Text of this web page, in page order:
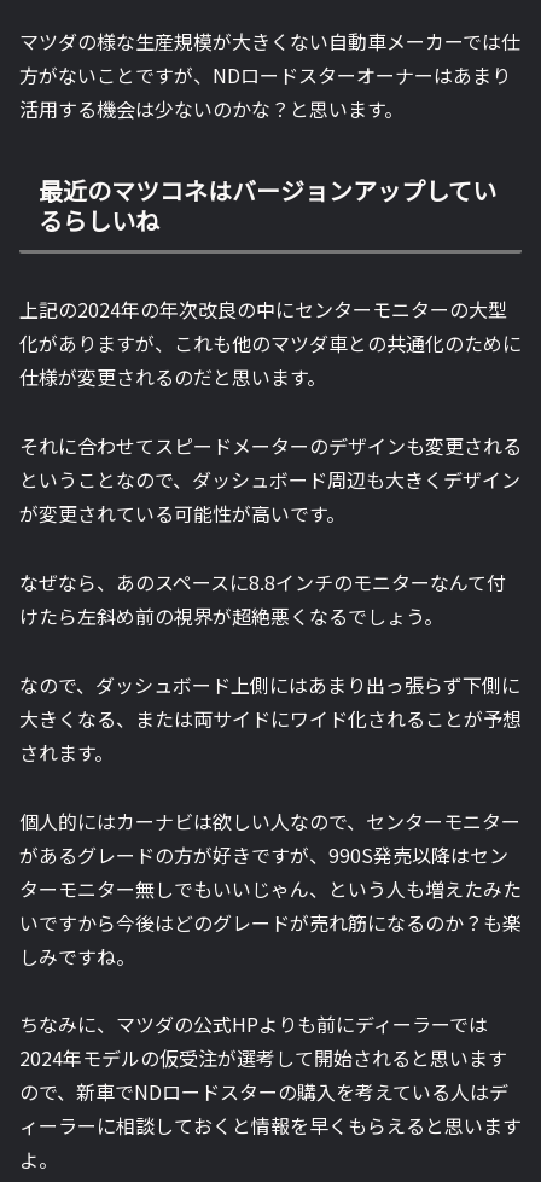
マツダの様な生産規模が大きくない自動車メーカーでは仕
方がないことですが、NDロードスターオーナーはあまり
活用する機会は少ないのかな？と思います。
最近のマツコネはバージョンアップしてい
るらしいね
上記の2024年の年次改良の中にセンターモニターの大型
化がありますが、これも他のマツダ車との共通化のために
仕様が変更されるのだと思います。
それに合わせてスピードメーターのデザインも変更される
ということなので、ダッシュボード周辺も大きくデザイン
が変更されている可能性が高いです。
なぜなら、あのスペースに8.8インチのモニターなんて付
けたら左斜め前の視界が超絶悪くなるでしょう。
なので、ダッシュボード上側にはあまり出っ張らず下側に
大きくなる、または両サイドにワイド化されることが予想
されます。
個人的にはカーナビは欲しい人なので、センターモニター
があるグレードの方が好きですが、990S発売以降はセン
ターモニター無しでもいいじゃん、という人も増えたみた
いですから今後はどのグレードが売れ筋になるのか？も楽
しみですね。
ちなみに、マツダの公式HPよりも前にディーラーでは
2024年モデルの仮受注が選考して開始されると思います
ので、新車でNDロードスターの購入を考えている人はデ
ィーラーに相談しておくと情報を早くもらえると思います
よ。